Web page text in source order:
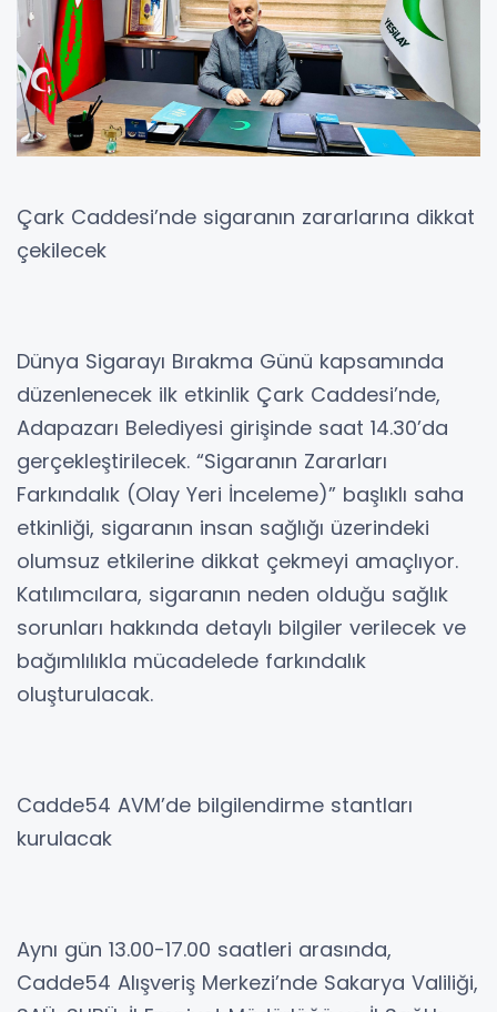
Çark Caddesi’nde sigaranın zararlarına dikkat
çekilecek
Dünya Sigarayı Bırakma Günü kapsamında
düzenlenecek ilk etkinlik Çark Caddesi’nde,
Adapazarı Belediyesi girişinde saat 14.30’da
gerçekleştirilecek. “Sigaranın Zararları
Farkındalık (Olay Yeri İnceleme)” başlıklı saha
etkinliği, sigaranın insan sağlığı üzerindeki
olumsuz etkilerine dikkat çekmeyi amaçlıyor.
Katılımcılara, sigaranın neden olduğu sağlık
sorunları hakkında detaylı bilgiler verilecek ve
bağımlılıkla mücadelede farkındalık
oluşturulacak.
Cadde54 AVM’de bilgilendirme stantları
kurulacak
Aynı gün 13.00-17.00 saatleri arasında,
Cadde54 Alışveriş Merkezi’nde Sakarya Valiliği,